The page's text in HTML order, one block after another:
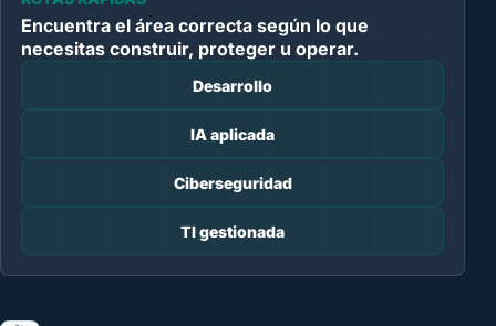
Encuentra el área correcta según lo que
necesitas construir, proteger u operar.
Desarrollo
IA aplicada
Ciberseguridad
TI gestionada